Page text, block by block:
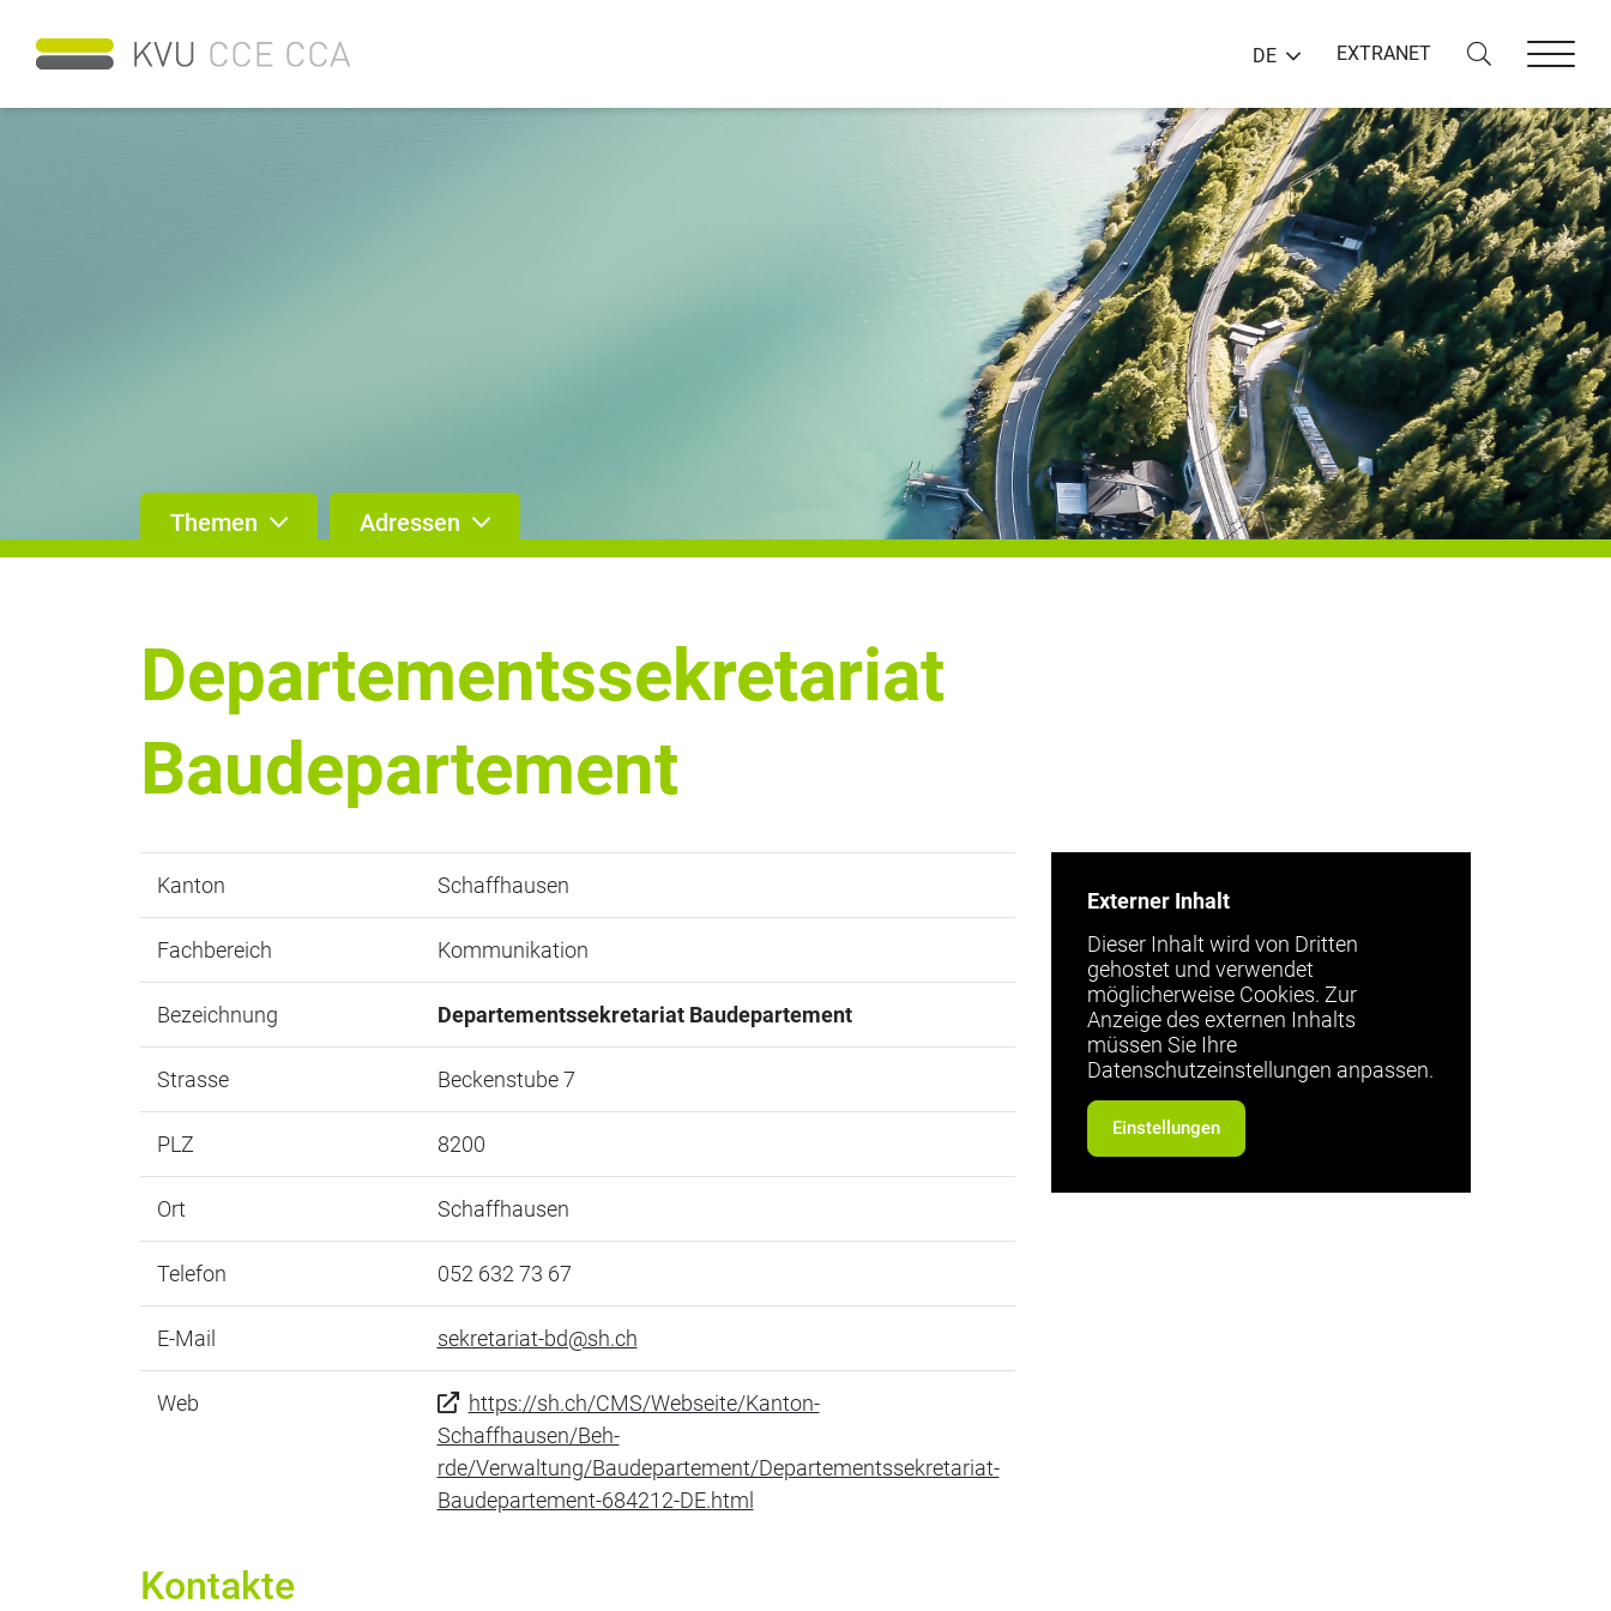
DE EXTRANET
Themen Adressen
Departementssekretariat
Baudepartement
Kanton Schaffhausen
Fachbereich Kommunikation
Bezeichnung Departementssekretariat Baudepartement
Strasse Beckenstube 7
PLZ 8200
Ort Schaffhausen
Telefon 052 632 73 67
E-Mail sekretariat-bd@sh.ch
Web
https://sh.ch/CMS/Webseite/Kanton-
Schaffhausen/Beh-
rde/Verwaltung/Baudepartement/Departementssekretariat-
Baudepartement-684212-DE.html
Externer Inhalt
Dieser Inhalt wird von Dritten
gehostet und verwendet
möglicherweise Cookies. Zur
Anzeige des externen Inhalts
müssen Sie Ihre
Datenschutzeinstellungen anpassen.
Einstellungen
Kontakte